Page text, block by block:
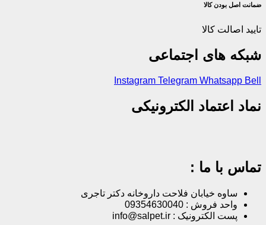
ضمانت اصل‌ بودن کالا
تایید اصالت کالا
شبکه های اجتماعی
Instagram Telegram Whatsapp Bell
نماد اعتماد الکترونیکی
تماس با ما :
ساوه خیابان فلاحت داروخانه دکتر تاجری
واحد فروش : 09354630040
پست الکترونیک : info@salpet.ir